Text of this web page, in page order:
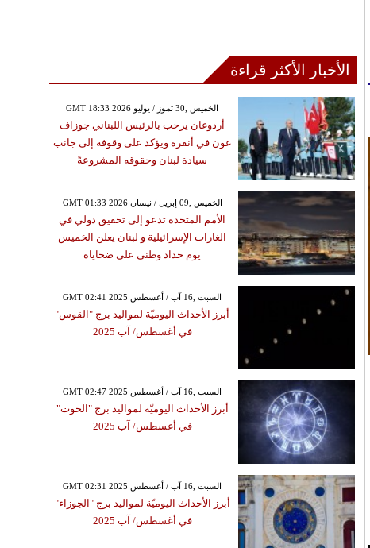
الأخبار الأكثر قراءة
GMT 18:33 2026 الخميس ,30 تموز / يوليو
أردوغان يرحب بالرئيس اللبناني جوزاف
عون في أنقرة ويؤكد على وقوفه إلى جانب
سيادة لبنان وحقوقه المشروعةً
GMT 01:33 2026 الخميس ,09 إبريل / نيسان
الأمم المتحدة تدعو إلى تحقيق دولي في
الغارات الإسرائيلية و لبنان يعلن الخميس
يوم حداد وطني على ضحاياه
GMT 02:41 2025 السبت ,16 آب / أغسطس
أبرز الأحداث اليوميّة لمواليد برج "القوس"
في أغسطس/ آب 2025
GMT 02:47 2025 السبت ,16 آب / أغسطس
أبرز الأحداث اليوميّة لمواليد برج "الحوت"
في أغسطس/ آب 2025
GMT 02:31 2025 السبت ,16 آب / أغسطس
أبرز الأحداث اليوميّة لمواليد برج "الجوزاء"
في أغسطس/ آب 2025